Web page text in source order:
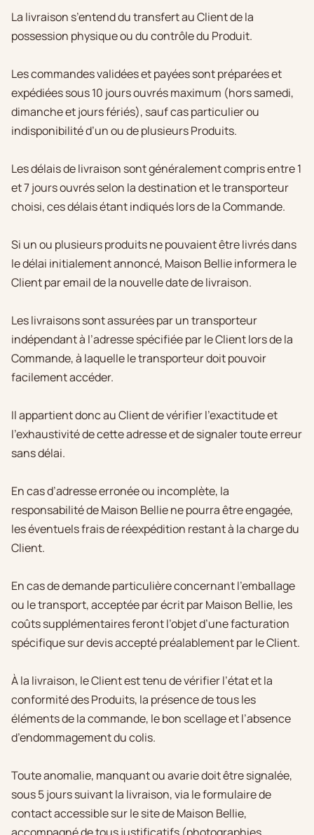
La livraison s’entend du transfert au Client de la
possession physique ou du contrôle du Produit.
Les commandes validées et payées sont préparées et
expédiées sous 10 jours ouvrés maximum (hors samedi,
dimanche et jours fériés), sauf cas particulier ou
indisponibilité d’un ou de plusieurs Produits.
Les délais de livraison sont généralement compris entre 1
et 7 jours ouvrés selon la destination et le transporteur
choisi, ces délais étant indiqués lors de la Commande.
Si un ou plusieurs produits ne pouvaient être livrés dans
le délai initialement annoncé, Maison Bellie informera le
Client par email de la nouvelle date de livraison.
Les livraisons sont assurées par un transporteur
indépendant à l’adresse spécifiée par le Client lors de la
Commande, à laquelle le transporteur doit pouvoir
facilement accéder.
Il appartient donc au Client de vérifier l’exactitude et
l’exhaustivité de cette adresse et de signaler toute erreur
sans délai.
En cas d’adresse erronée ou incomplète, la
responsabilité de Maison Bellie ne pourra être engagée,
les éventuels frais de réexpédition restant à la charge du
Client.
En cas de demande particulière concernant l’emballage
ou le transport, acceptée par écrit par Maison Bellie, les
coûts supplémentaires feront l’objet d’une facturation
spécifique sur devis accepté préalablement par le Client.
À la livraison, le Client est tenu de vérifier l’état et la
conformité des Produits, la présence de tous les
éléments de la commande, le bon scellage et l’absence
d’endommagement du colis.
Toute anomalie, manquant ou avarie doit être signalée,
sous 5 jours suivant la livraison, via le formulaire de
contact accessible sur le site de Maison Bellie,
accompagné de tous justificatifs (photographies